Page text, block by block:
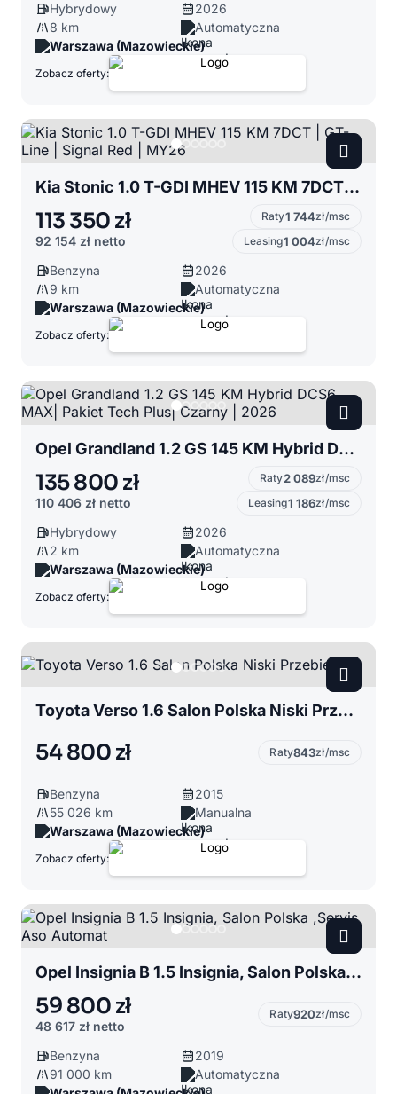
Hybrydowy
2026
8 km
Automatyczna
Warszawa (Mazowieckie)
Zobacz oferty:
Kia Stonic 1.0 T-GDI MHEV 115 KM 7DCT | GT-Line | Signal Red | MY26
113 350 zł
92 154 zł netto
Raty1 744zł/msc
Leasing1 004zł/msc
Benzyna
2026
9 km
Automatyczna
Warszawa (Mazowieckie)
Zobacz oferty:
Opel Grandland 1.2 GS 145 KM Hybrid DCS6 MAX| Pakiet Tech Plus| Czarny | 2026
135 800 zł
110 406 zł netto
Raty2 089zł/msc
Leasing1 186zł/msc
Hybrydowy
2026
2 km
Automatyczna
Warszawa (Mazowieckie)
Zobacz oferty:
Toyota Verso 1.6 Salon Polska Niski Przebieg
54 800 zł Raty843zł/msc
Benzyna
2015
55 026 km
Manualna
Warszawa (Mazowieckie)
Zobacz oferty:
Opel Insignia B 1.5 Insignia, Salon Polska ,Servis Aso Automat
59 800 zł
48 617 zł netto
Raty920zł/msc
Benzyna
2019
91 000 km
Automatyczna